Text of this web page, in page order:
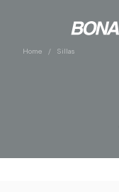
Home Sillas